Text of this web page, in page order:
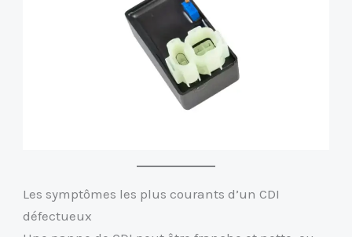
Les symptômes les plus courants d’un CDI
défectueux